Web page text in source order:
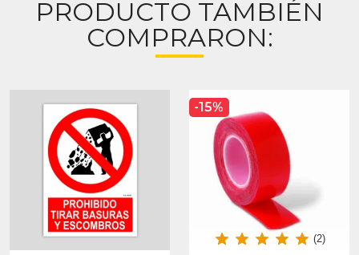
PRODUCTO TAMBIÉN
COMPRARON:
(2)
-15%